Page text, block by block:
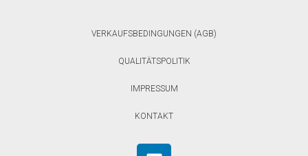
VERKAUFSBEDINGUNGEN (AGB)
QUALITÄTSPOLITIK
IMPRESSUM
KONTAKT